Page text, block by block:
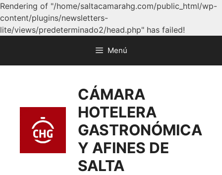
Rendering of "/home/saltacamarahg.com/public_html/wp-
content/plugins/newsletters-
lite/views/predeterminado2/head.php" has failed!
Menú
CÁMARA
HOTELERA
GASTRONÓMICA
Y AFINES DE
SALTA